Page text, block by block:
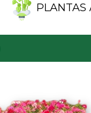
PLANTAS